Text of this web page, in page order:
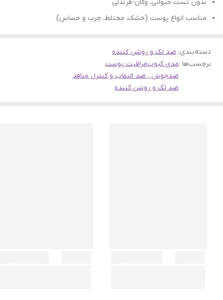
بدون تست حیوانی، وگان-فرندلی
مناسب انواع پوست (خشک، مختلط، چرب و حساس)
دسته‌بندی: ضد لک و روشن کننده
برچسب‌ها :مدی کیوبمراقبت پوست
ضدجوش , ضد التهاب و کنترل منافذ
ضد لک و روشن کننده